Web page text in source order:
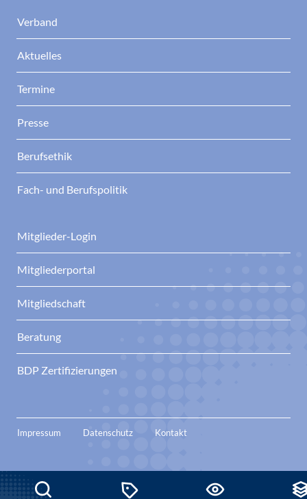
Verband
Aktuelles
Termine
Presse
Berufsethik
Fach- und Berufspolitik
Mitglieder-Login
Mitgliederportal
Mitgliedschaft
Beratung
BDP Zertifizierungen
Impressum Datenschutz Kontakt